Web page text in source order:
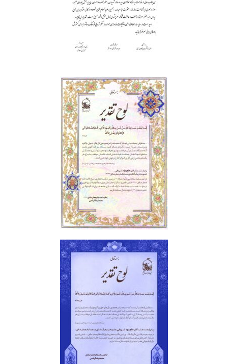
تقدیر نامه | پیرغلامان
تقدیرنامه | لوح تقدیر3